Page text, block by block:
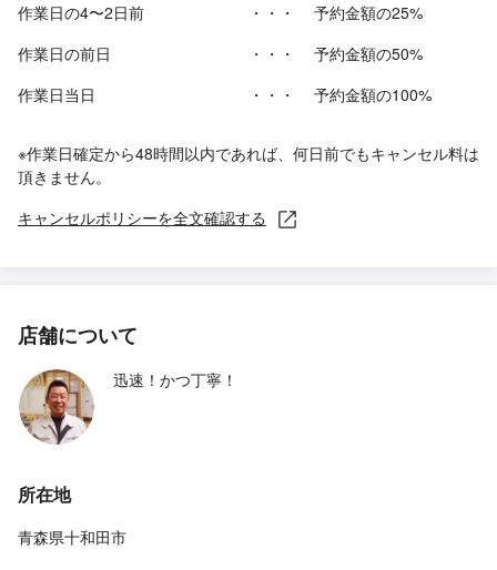
作業日の4〜2日前
・・・
予約金額の25%
作業日の前日
・・・
予約金額の50%
作業日当日
・・・ 予約金額の100%
※作業日確定から48時間以内であれば、何日前でもキャンセル料は
頂きません。
キャンセルポリシーを全文確認する
店舗について
迅速！かつ丁寧！
所在地
青森県十和田市